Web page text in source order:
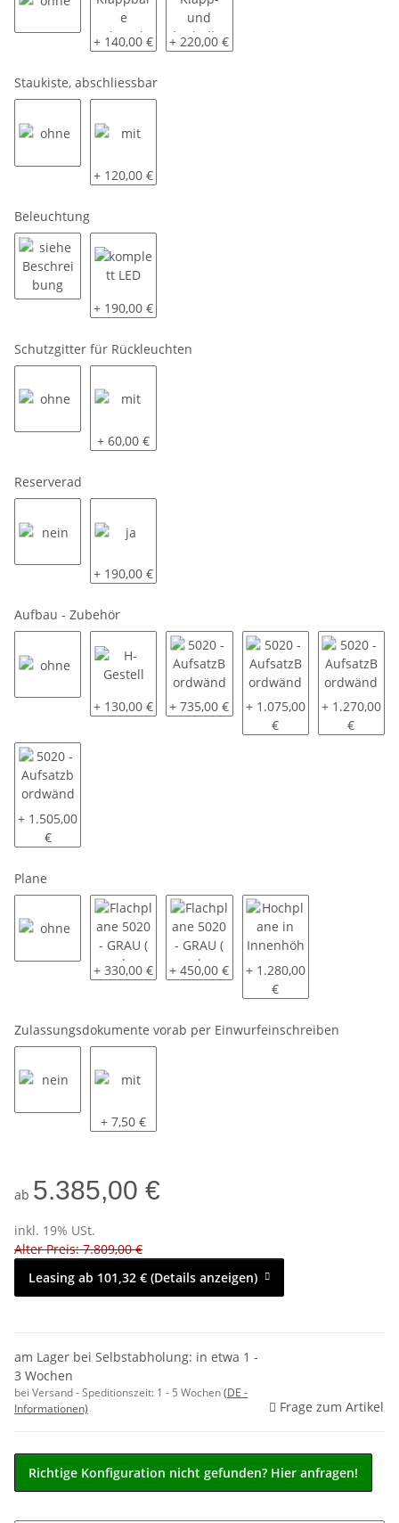
2 Klappbare Schwerlaststützen
+ 140,00 € 2 Klapp- und kurbelbare
+ 220,00 €
Staukiste, abschliessbar
mit
+ 120,00 €
Beleuchtung
siehe Beschreibung
komplett LED
+ 190,00 €
Schutzgitter für Rückleuchten
mit
+ 60,00 €
Reserverad
ja
+ 190,00 €
Aufbau - Zubehör
H-Gestell
+ 130,00 € 5020 - AufsatzBordwände pendelbar -
+ 735,00 € 5020 -
+ 1.075,00
€
5020 -
+ 1.270,00
€
5020 - Aufsatzbordwände pendelbar - 70cm hoch
+ 1.505,00
€
Plane
Flachplane 5020 - GRAU ( andere Farben auf
+ 330,00 € Flachplane 5020 - GRAU ( andere
+ 450,00 € Hochplane in Innenhöhe
+ 1.280,00
€
Zulassungsdokumente vorab per Einwurfeinschreiben
mit
+ 7,50 €
ab 5.385,00 €
inkl. 19% USt.
Alter Preis: 7.809,00 €
Leasing ab 101,32 € (Details anzeigen)
am Lager bei Selbstabholung: in etwa 1 -
3 Wochen
bei Versand - Speditionszeit: 1 - 5 Wochen(DE -
Informationen)
Frage zum Artikel
Richtige Konfiguration nicht gefunden? Hier anfragen!